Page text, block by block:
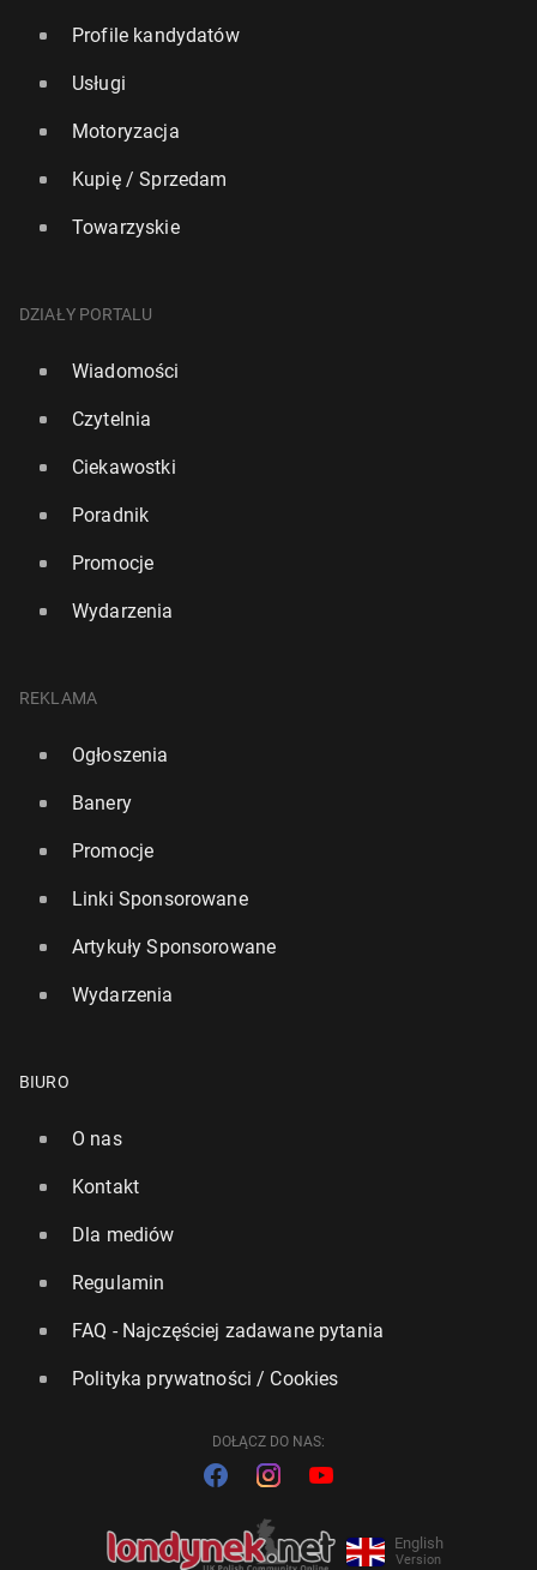
Profile kandydatów
Usługi
Motoryzacja
Kupię / Sprzedam
Towarzyskie
DZIAŁY PORTALU
Wiadomości
Czytelnia
Ciekawostki
Poradnik
Promocje
Wydarzenia
REKLAMA
Ogłoszenia
Banery
Promocje
Linki Sponsorowane
Artykuły Sponsorowane
Wydarzenia
BIURO
O nas
Kontakt
Dla mediów
Regulamin
FAQ - Najczęściej zadawane pytania
Polityka prywatności / Cookies
DOŁĄCZ DO NAS:
English
Version